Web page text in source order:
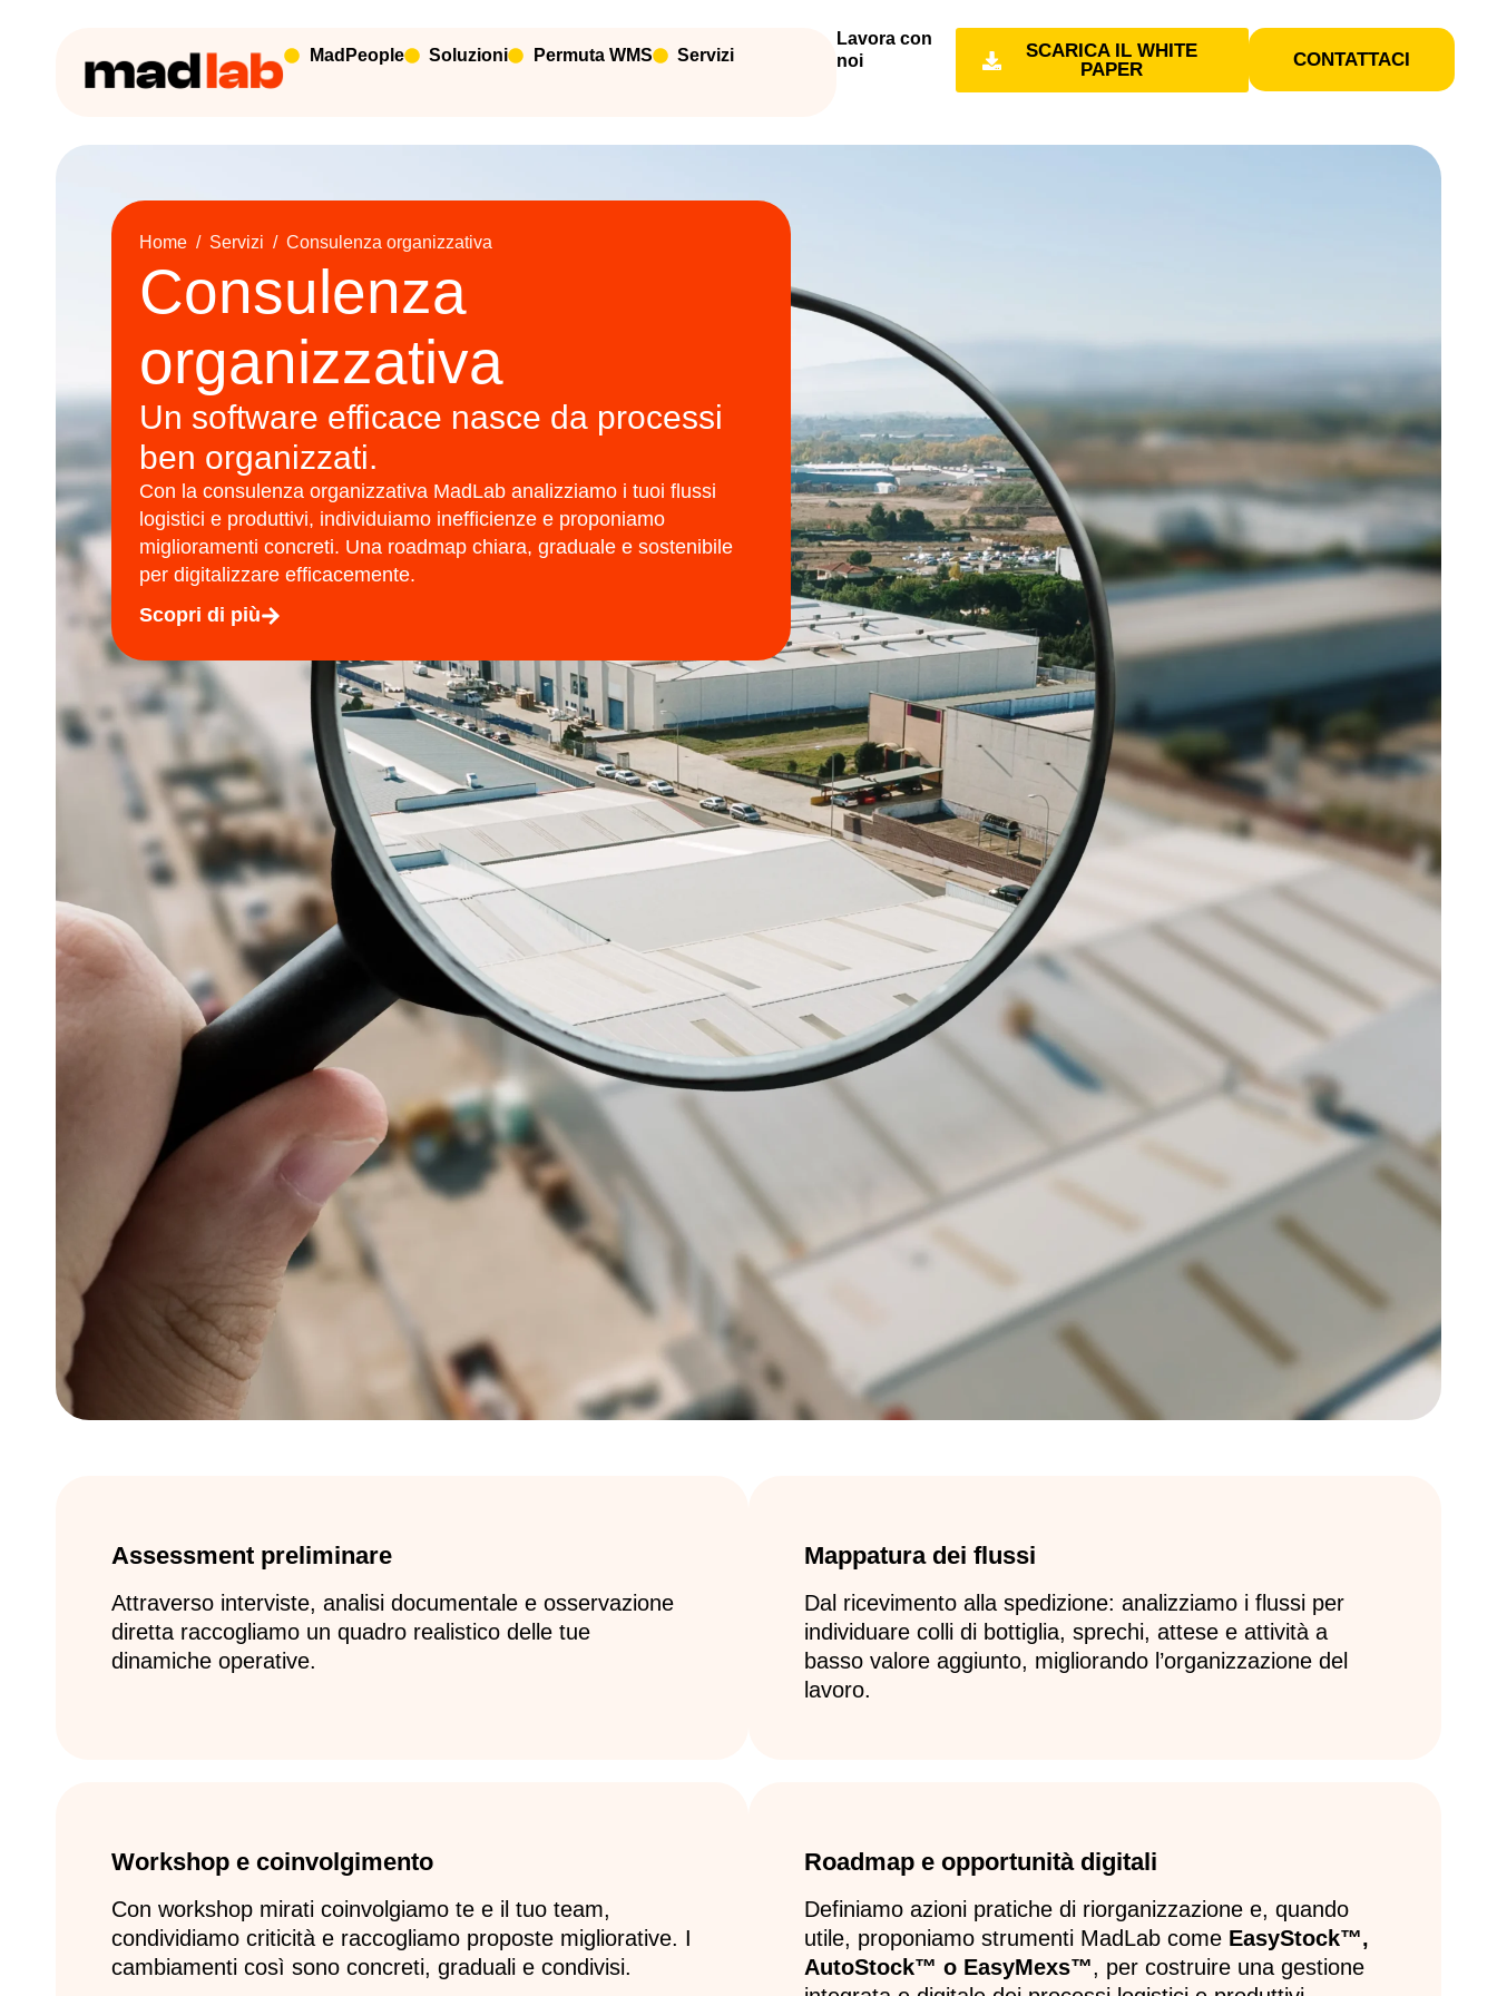
MadPeople Soluzioni Permuta WMS Servizi
Lavora con
noi
SCARICA IL WHITE
PAPER
CONTATTACI
Home / Servizi / Consulenza organizzativa
Consulenza
organizzativa
Un software efficace nasce da processi
ben organizzati.
Con la consulenza organizzativa MadLab analizziamo i tuoi flussi
logistici e produttivi, individuiamo inefficienze e proponiamo
miglioramenti concreti. Una roadmap chiara, graduale e sostenibile
per digitalizzare efficacemente.
Scopri di più
Assessment preliminare
Attraverso interviste, analisi documentale e osservazione
diretta raccogliamo un quadro realistico delle tue
dinamiche operative.
Mappatura dei flussi
Dal ricevimento alla spedizione: analizziamo i flussi per
individuare colli di bottiglia, sprechi, attese e attività a
basso valore aggiunto, migliorando l’organizzazione del
lavoro.
Workshop e coinvolgimento
Con workshop mirati coinvolgiamo te e il tuo team,
condividiamo criticità e raccogliamo proposte migliorative. I
cambiamenti così sono concreti, graduali e condivisi.
Roadmap e opportunità digitali
Definiamo azioni pratiche di riorganizzazione e, quando
utile, proponiamo strumenti MadLab come EasyStock™,
AutoStock™ o EasyMexs™, per costruire una gestione